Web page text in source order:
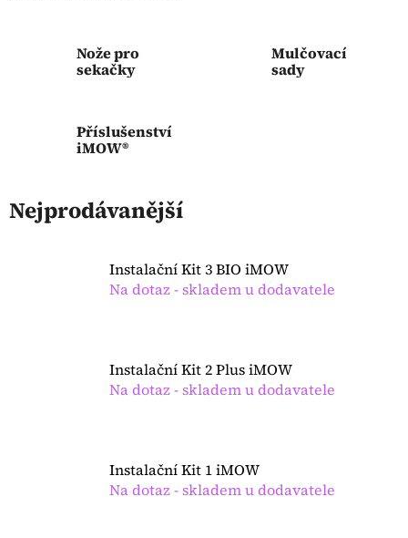
Nože pro
sekačky
Mulčovací
sady
Příslušenství
iMOW®
Nejprodávanější
Instalační Kit 3 BIO iMOW
Na dotaz - skladem u dodavatele
Instalační Kit 2 Plus iMOW
Na dotaz - skladem u dodavatele
Instalační Kit 1 iMOW
Na dotaz - skladem u dodavatele